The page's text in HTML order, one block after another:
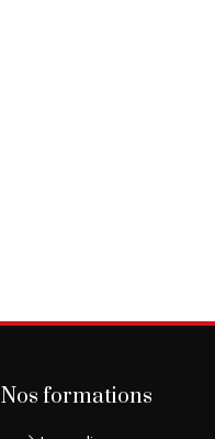
Nos formations